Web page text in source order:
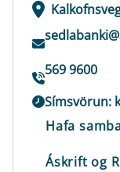
569 9600
Símsvörun:
Hafa
Áskrift og